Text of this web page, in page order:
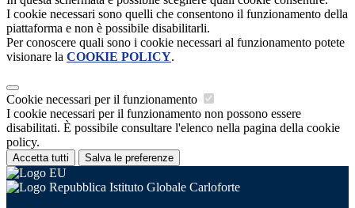
I cookie necessari sono quelli che consentono il funzionamento della
piattaforma e non è possibile disabilitarli.
Per conoscere quali sono i cookie necessari al funzionamento potete
visionare la COOKIE POLICY.
Cookie necessari per il funzionamento
I cookie necessari per il funzionamento non possono essere
disabilitati. È possibile consultare l'elenco nella pagina della cookie
policy.
Accetta tutti Salva le preferenze
Istituto Globale Carloforte